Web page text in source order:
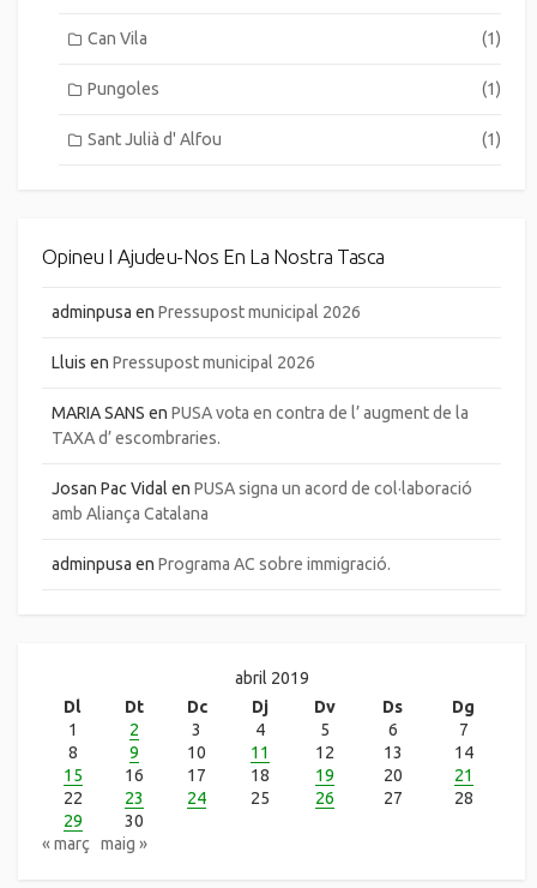
Can Vila (1)
Pungoles (1)
Sant Julià d' Alfou (1)
Opineu I Ajudeu-Nos En La Nostra Tasca
adminpusa en Pressupost municipal 2026
Lluis en Pressupost municipal 2026
MARIA SANS en PUSA vota en contra de l’ augment de la
TAXA d’ escombraries.
Josan Pac Vidal en PUSA signa un acord de col·laboració
amb Aliança Catalana
adminpusa en Programa AC sobre immigració.
abril 2019
Dl
Dt Dc Dj Dv Ds
Dg
1
2 3 4 5 6
7
8
9 10 11 12 13
14
15
16 17 18 19 20
21
22
23 24 25 26 27
28
29
30
« març maig »